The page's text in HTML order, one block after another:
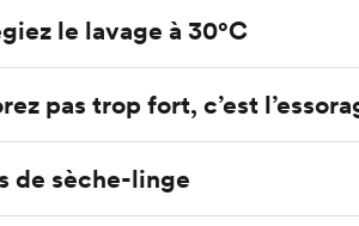
le lavage à 30°C
pas trop fort, c’est
de sèche-linge